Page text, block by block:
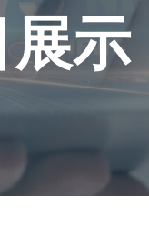
示